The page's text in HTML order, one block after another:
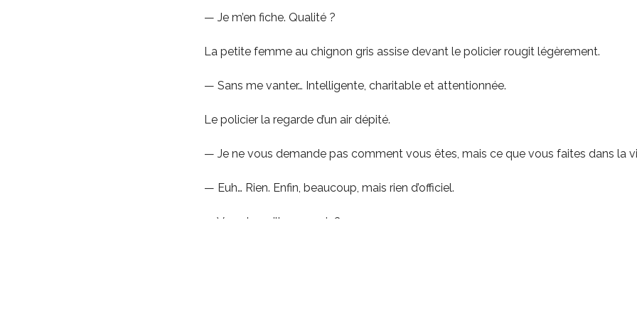
— Je m’en fiche. Qualité ?
La petite femme au chignon gris assise devant le policier rougit légèrement.
— Sans me vanter… Intelligente, charitable et attentionnée.
Le policier la regarde d’un air dépité.
— Je ne vous demande pas comment vous êtes, mais ce que vous faites dans la
— Euh… Rien. Enfin, beaucoup, mais rien d’officiel.
— Vous travaillez en noir ?